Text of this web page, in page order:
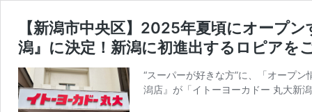
【新潟市中央区】2025年夏頃にオープ
潟』に決定！新潟に初進出するロピアを
“スーパーが好きな方”に、「オープ
潟店』が「イトーヨーカドー 丸大